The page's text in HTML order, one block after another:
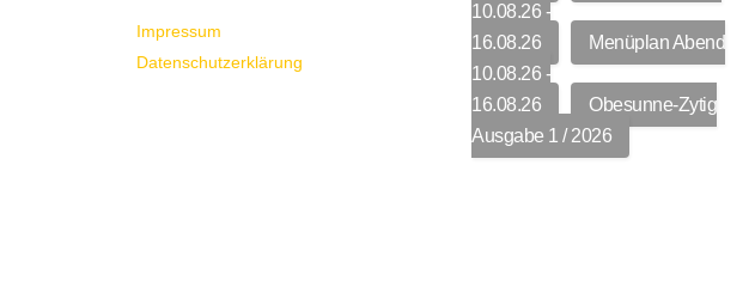
Impressum
Datenschutzerklärung
10.08.26 -
16.08.26
Menüplan Abend
10.08.26 -
16.08.26
Obesunne-Zytig
Ausgabe 1 / 2026